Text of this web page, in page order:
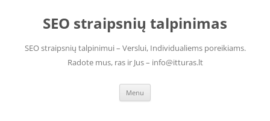
contentSEO straipsnių talpinimas
SEO straipsnių talpinimui – Verslui, Individualiems poreikiams.
Radote mus, ras ir Jus – info@itturas.lt
Menu